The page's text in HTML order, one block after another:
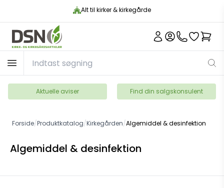
Alt til kirker & kirkegårde
Aktuelle aviser Find din salgskonsulent
Forside/Produktkatalog/Kirkegården/Algemiddel & desinfektion
Algemiddel & desinfektion